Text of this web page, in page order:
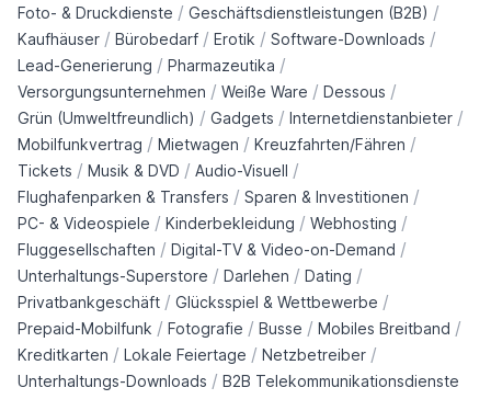
Foto- & Druckdienste / Geschäftsdienstleistungen (B2B) /
Kaufhäuser / Bürobedarf / Erotik / Software-Downloads /
Lead-Generierung / Pharmazeutika /
Versorgungsunternehmen / Weiße Ware / Dessous /
Grün (Umweltfreundlich) / Gadgets / Internetdienstanbieter /
Mobilfunkvertrag / Mietwagen / Kreuzfahrten/Fähren /
Tickets / Musik & DVD / Audio-Visuell /
Flughafenparken & Transfers / Sparen & Investitionen /
PC- & Videospiele / Kinderbekleidung / Webhosting /
Fluggesellschaften / Digital-TV & Video-on-Demand /
Unterhaltungs-Superstore / Darlehen / Dating /
Privatbankgeschäft / Glücksspiel & Wettbewerbe /
Prepaid-Mobilfunk / Fotografie / Busse / Mobiles Breitband /
Kreditkarten / Lokale Feiertage / Netzbetreiber /
Unterhaltungs-Downloads / B2B Telekommunikationsdienste